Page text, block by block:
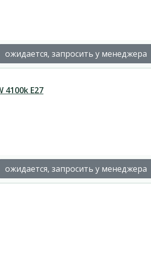
ожидается, запросить у менеджера
4100k Е27
ожидается, запросить у менеджера